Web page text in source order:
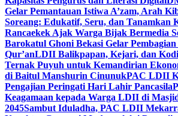
Gelar Pemantauan Istiwa A’zam, Arah
Soreang: Edukatif, Seru, dan Tanamkan
Rancaekek Ajak Warga Bijak Bermedia
Barokatul Ghoni Bekasi Gelar
Qur’anLDII Balikpapan, Kejari, dan
Ternak Puyuh untuk Kemandirian
di Baitul Manshurin CinunukPAC LDII
Pengajian Peringati Hari Lahir Pancasila
Keagamaan kepada Warga LDII di
2045Sambut Iduladha, PAC LDII